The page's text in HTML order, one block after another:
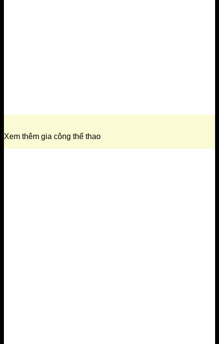
Xem thêm gia công thể thao